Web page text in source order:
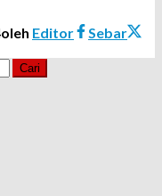
oleh Editor
Sebar